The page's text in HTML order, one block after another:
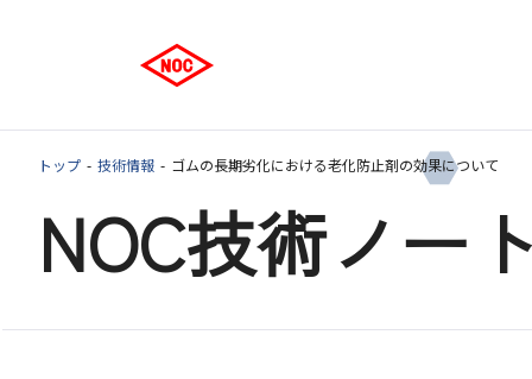
トップ 技術情報 ゴムの長期劣化における老化防止剤の効果について
NOC技術ノー